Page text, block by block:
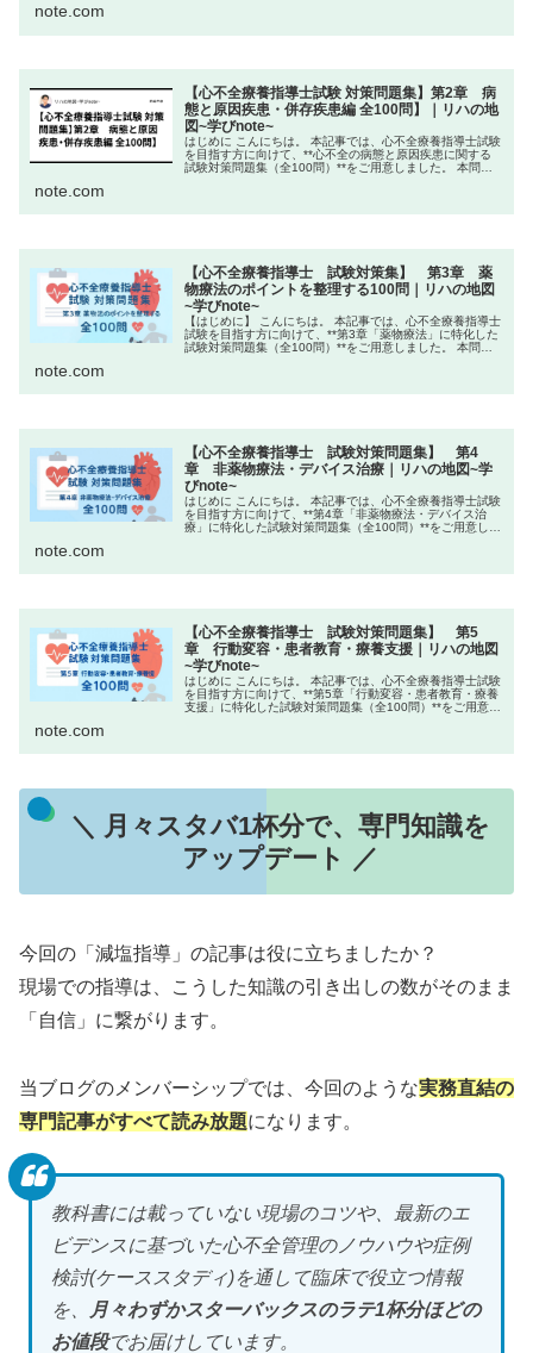
note.com
【心不全療養指導士試験 対策問題集】第2章 病
態と原因疾患・併存疾患編 全100問】｜リハの地
図~学びnote~
はじめに こんにちは。 本記事では、心不全療養指導士試験
を目指す方に向けて、**心不全の病態と原因疾患に関する
試験対策問題集（全100問）**をご用意しました。 本問題
note.com
【心不全療養指導士 試験対策集】 第3章 薬
物療法のポイントを整理する100問｜リハの地図
~学びnote~
【はじめに】 こんにちは。 本記事では、心不全療養指導士
試験を目指す方に向けて、**第3章「薬物療法」に特化した
試験対策問題集（全100問）**をご用意しました。 本問題
note.com
【心不全療養指導士 試験対策問題集】 第4
章 非薬物療法・デバイス治療｜リハの地図~学
びnote~
はじめに こんにちは。 本記事では、心不全療養指導士試験
を目指す方に向けて、**第4章「非薬物療法・デバイス治
療」に特化した試験対策問題集（全100問）**をご用意しま
note.com
【心不全療養指導士 試験対策問題集】 第5
章 行動変容・患者教育・療養支援｜リハの地図
~学びnote~
はじめに こんにちは。 本記事では、心不全療養指導士試験
を目指す方に向けて、**第5章「行動変容・患者教育・療養
支援」に特化した試験対策問題集（全100問）**をご用意し
note.com
＼ 月々スタバ1杯分で、専門知識を
アップデート ／
今回の「減塩指導」の記事は役に立ちましたか？
現場での指導は、こうした知識の引き出しの数がそのまま
「自信」に繋がります。
当ブログのメンバーシップでは、今回のような実務直結の
専門記事がすべて読み放題になります。
教科書には載っていない現場のコツや、最新のエ
ビデンスに基づいた心不全管理のノウハウや症例
検討(ケーススタディ)を通して臨床で役立つ情報
を、
月々わずかスターバックスのラテ1杯分ほどの
お値段でお届けしています。